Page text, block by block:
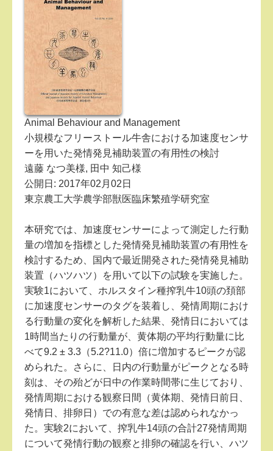
Animal Behaviour and Management
小規模なフリーストール牛舎における加速度センサ
ーを用いた発情発見補助装置の有用性の検討
遠藤 なつ美様, 田中 知己様
公開日: 2017年02月02日
東京農工大学農学部獣医臨床繁殖学研究室
本研究では、加速度センサーによって測定した行動
量の増加を指標とした発情発見補助装置の有用性を
検討するため、国内で最近開発された発情発見補助
装置（ハツハツ）を用いて以下の試験を実施した。
実験1において、ホルスタイン種搾乳牛10頭の頚部
に加速度センサーのタグを装着し、発情周期におけ
る行動量の変化を解析した結果、発情日においては
1時間当たりの行動量が、黄体期の平均行動量に比
べて9.2 ± 3.3（5.2?11.0）倍に増加するピークが認
められた。さらに、日内の行動量がピークとなる時
刻は、その殆どが日中の作業時間帯に生じており、
発情周期における観察日間（黄体期、発情日前日、
発情日、排卵日）での有意な差は認められなかっ
た。実験2において、搾乳牛14頭の合計27発情周期
について発情行動の観察と排卵の確認を行い、ハツ